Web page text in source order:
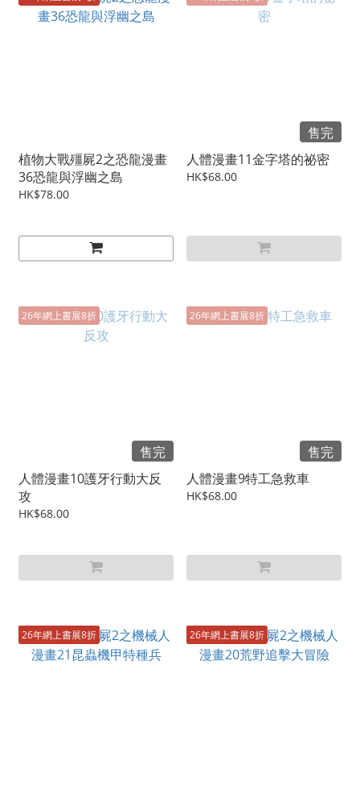
植物大戰殭屍2之恐龍漫畫
36恐龍與浮幽之島
HK$78.00
售完
人體漫畫11金字塔的祕密
HK$68.00
26年網上書展8折
售完
人體漫畫10護牙行動大反
攻
HK$68.00
26年網上書展8折
售完
人體漫畫9特工急救車
HK$68.00
26年網上書展8折 26年網上書展8折